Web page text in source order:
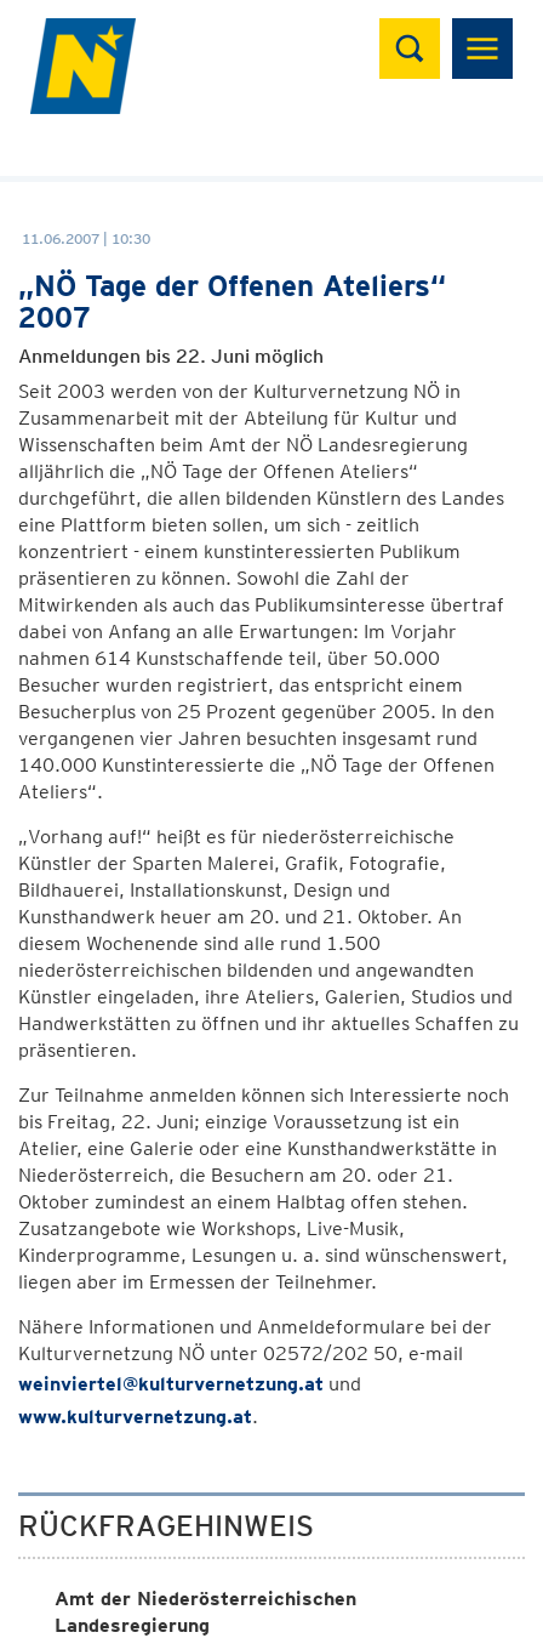
Suchen
11.06.2007 | 10:30
„NÖ Tage der Offenen Ateliers“
2007
Anmeldungen bis 22. Juni möglich
Seit 2003 werden von der Kulturvernetzung NÖ in
Zusammenarbeit mit der Abteilung für Kultur und
Wissenschaften beim Amt der NÖ Landesregierung
alljährlich die „NÖ Tage der Offenen Ateliers“
durchgeführt, die allen bildenden Künstlern des Landes
eine Plattform bieten sollen, um sich - zeitlich
konzentriert - einem kunstinteressierten Publikum
präsentieren zu können. Sowohl die Zahl der
Mitwirkenden als auch das Publikumsinteresse übertraf
dabei von Anfang an alle Erwartungen: Im Vorjahr
nahmen 614 Kunstschaffende teil, über 50.000
Besucher wurden registriert, das entspricht einem
Besucherplus von 25 Prozent gegenüber 2005. In den
vergangenen vier Jahren besuchten insgesamt rund
140.000 Kunstinteressierte die „NÖ Tage der Offenen
Ateliers“.
„Vorhang auf!“ heißt es für niederösterreichische
Künstler der Sparten Malerei, Grafik, Fotografie,
Bildhauerei, Installationskunst, Design und
Kunsthandwerk heuer am 20. und 21. Oktober. An
diesem Wochenende sind alle rund 1.500
niederösterreichischen bildenden und angewandten
Künstler eingeladen, ihre Ateliers, Galerien, Studios und
Handwerkstätten zu öffnen und ihr aktuelles Schaffen zu
präsentieren.
Zur Teilnahme anmelden können sich Interessierte noch
bis Freitag, 22. Juni; einzige Voraussetzung ist ein
Atelier, eine Galerie oder eine Kunsthandwerkstätte in
Niederösterreich, die Besuchern am 20. oder 21.
Oktober zumindest an einem Halbtag offen stehen.
Zusatzangebote wie Workshops, Live-Musik,
Kinderprogramme, Lesungen u. a. sind wünschenswert,
liegen aber im Ermessen der Teilnehmer.
Nähere Informationen und Anmeldeformulare bei der
Kulturvernetzung NÖ unter 02572/202 50, e-mail
weinviertel@kulturvernetzung.at und
www.kulturvernetzung.at.
RÜCKFRAGEHINWEIS
Amt der Niederösterreichischen
Landesregierung